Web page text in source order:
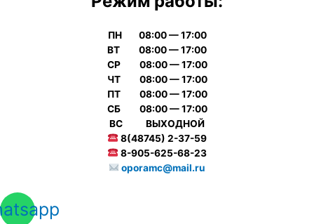
ПН 08:00 — 17:00
ВТ 08:00 — 17:00
СР 08:00 — 17:00
ЧТ 08:00 — 17:00
ПТ 08:00 — 17:00
СБ 08:00 — 17:00
ВС ВЫХОДНОЙ
8(48745) 2-37-59
8-905-625-68-23
oporamc@mail.ru